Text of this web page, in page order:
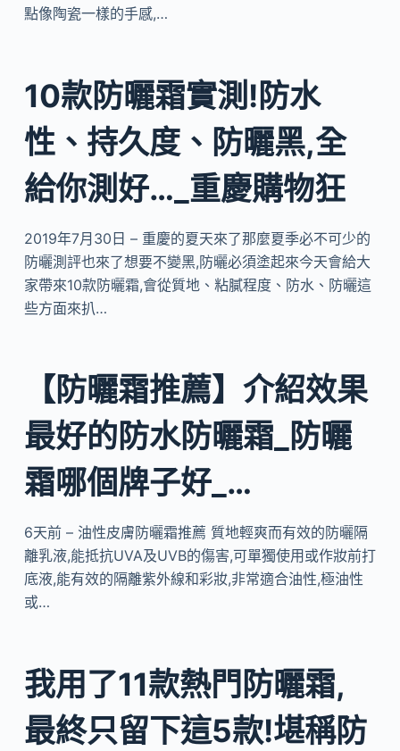
點像陶瓷一樣的手感,…
10款防曬霜實測!防水
性、持久度、防曬黑,全
給你測好…_重慶購物狂
2019年7月30日 – 重慶的夏天來了那麼夏季必不可少的
防曬測評也來了想要不變黑,防曬必須塗起來今天會給大
家帶來10款防曬霜,會從質地、粘膩程度、防水、防曬這
些方面來扒…
【防曬霜推薦】介紹效果
最好的防水防曬霜_防曬
霜哪個牌子好_…
6天前 – 油性皮膚防曬霜推薦 質地輕爽而有效的防曬隔
離乳液,能抵抗UVA及UVB的傷害,可單獨使用或作妝前打
底液,能有效的隔離紫外線和彩妝,非常適合油性,極油性
或…
我用了11款熱門防曬霜,
最終只留下這5款!堪稱防